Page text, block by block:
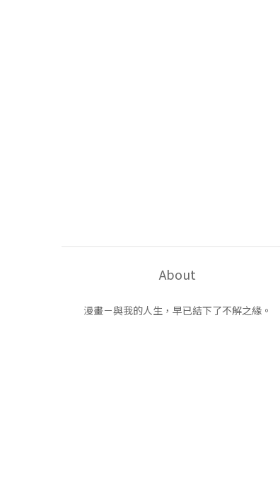
About
漫畫－與我的人生，早已結下了不解之緣。